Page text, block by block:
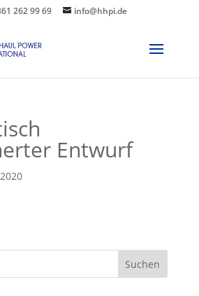
262 99 69 info@hhpi.de
Entwurf